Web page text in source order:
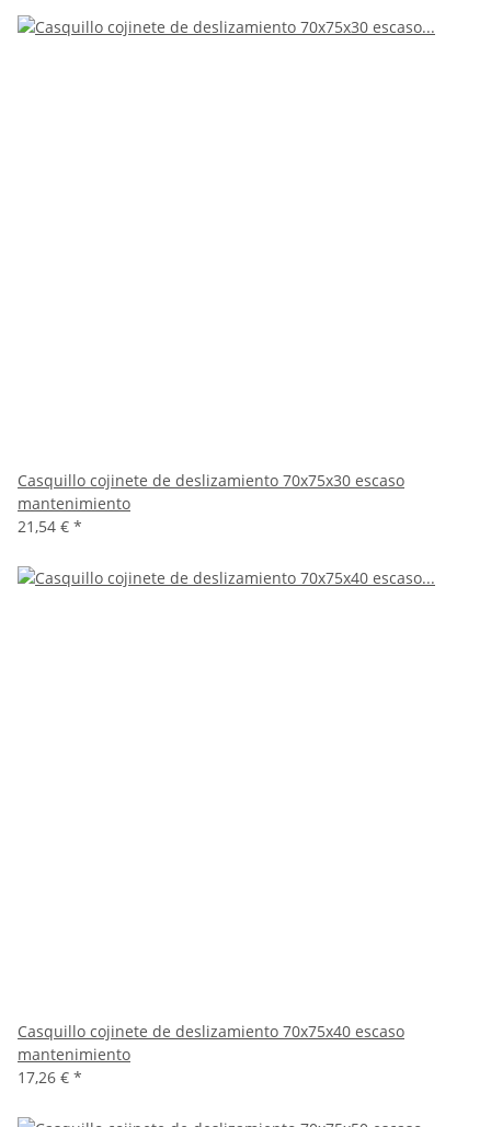
Casquillo cojinete de deslizamiento 70x75x30 escaso
mantenimiento
21,54 € *
Casquillo cojinete de deslizamiento 70x75x40 escaso
mantenimiento
17,26 € *